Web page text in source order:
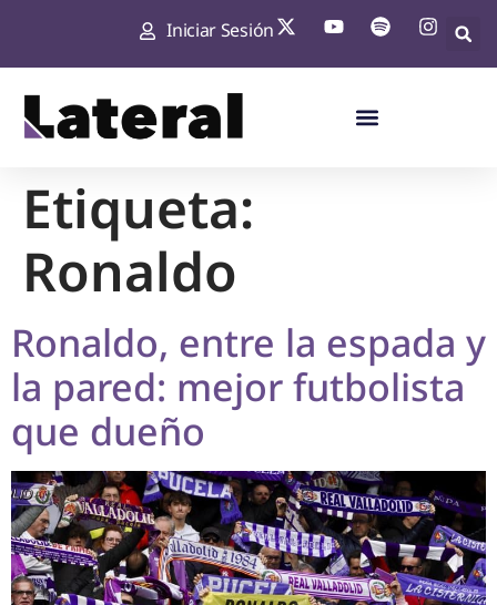
Iniciar Sesión
Etiqueta:
Ronaldo
Ronaldo, entre la espada y
la pared: mejor futbolista
que dueño